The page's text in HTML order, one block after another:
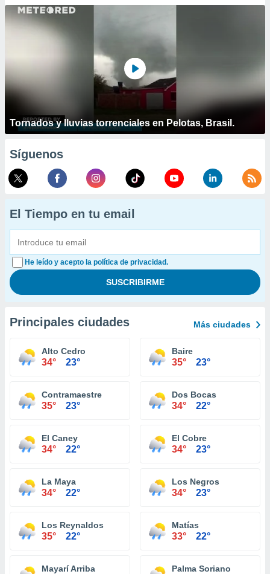
Tornados y lluvias torrenciales en Pelotas, Brasil.
Síguenos
El Tiempo en tu email
He leído y acepto la política de privacidad.
Principales ciudades Más ciudades
Alto Cedro
34° 23°
Baire
35° 23°
Contramaestre
35° 23°
Dos Bocas
34° 22°
El Caney
34° 22°
El Cobre
34° 23°
La Maya
34° 22°
Los Negros
34° 23°
Los Reynaldos
35° 22°
Matías
33° 22°
Mayarí Arriba Palma Soriano